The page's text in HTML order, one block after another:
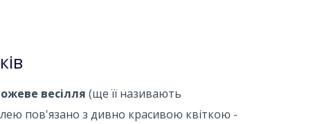
весілля (ще її називають
пов'язано з дивно красивою квіткою -